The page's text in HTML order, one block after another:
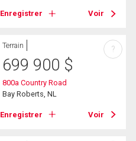
Enregistrer Voir
Terrain
699 900 $
800a Country Road
Bay Roberts, NL
Enregistrer Voir
?